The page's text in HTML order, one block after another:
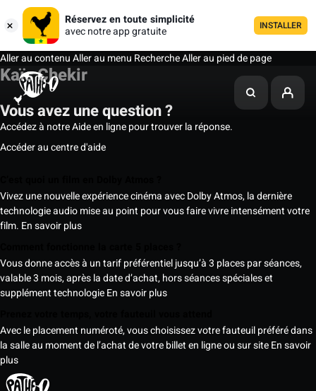
Réservez en toute simplicité
avec notre app gratuite
INSTALLER
Aller au contenuAller au menu RechercheAller au pied de page
Kaïs Chekir
Vous avez une question ?
Accédez à notre Aide en ligne pour trouver la réponse.
Accéder au centre d'aide
Vivez une nouvelle expérience cinéma avec Dolby Atmos, la dernière
technologie audio mise au point pour vous faire vivre intensément votre
film. En savoir plus
Vous donne accès à un tarif préférentiel jusqu’à 3 places par séances,
valable 3 mois, après la date d’achat, hors séances spéciales et
supplément technologieEn savoir plus
Avec le placement numéroté, vous choisissez votre fauteuil préféré dans
la salle au moment de l’achat de votre billet en ligne ou sur siteEn savoir
plus